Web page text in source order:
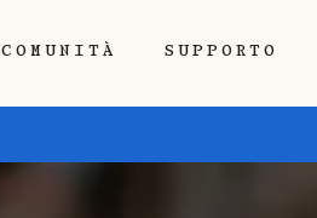
COMUNITÀ SUPPORTO